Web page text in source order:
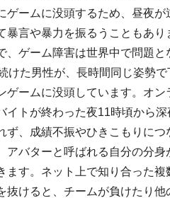
ゲームに没頭するため、昼夜
言や暴力を振るうこともあり
、ゲーム障害は世界中で問題
けた男性が、長時間同じ姿勢
ゲームに没頭しています。オ
イトが終わった夜11時頃から
、成績不振やひきこもりにつ
アバターと呼ばれる自分の分
ます。ネット上で知り合った
抜けると、チームが負けたり